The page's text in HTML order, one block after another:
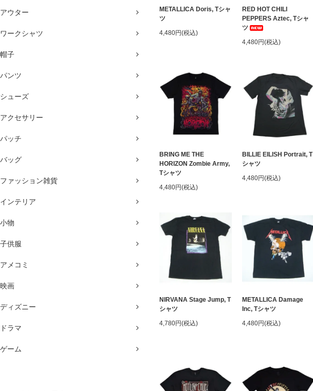
アウター
ワークシャツ
帽子
パンツ
シューズ
アクセサリー
パッチ
バッグ
ファッション雑貨
インテリア
小物
子供服
アメコミ
映画
ディズニー
ドラマ
ゲーム
METALLICA Doris, Tシャ
ツ
4,480円(税込)
RED HOT CHILI
PEPPERS Aztec, Tシャ
ツ
4,480円(税込)
BRING ME THE
HORIZON Zombie Army,
Tシャツ
4,480円(税込)
BILLIE EILISH Portrait, T
シャツ
4,480円(税込)
NIRVANA Stage Jump, T
シャツ
4,780円(税込)
METALLICA Damage
Inc, Tシャツ
4,480円(税込)